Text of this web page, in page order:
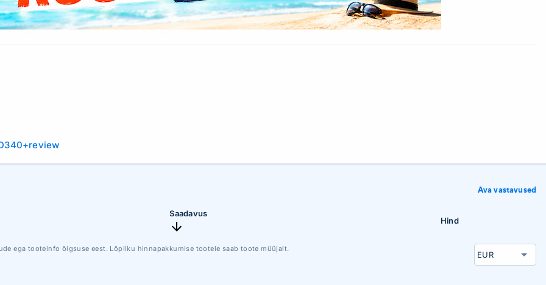
Ava vastavused
Saadavus
Hind
ega tooteinfo õigsuse eest. Lõpliku hinnapakkumise tootele saab toote müüjalt.